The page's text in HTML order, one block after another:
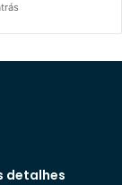
detalhes